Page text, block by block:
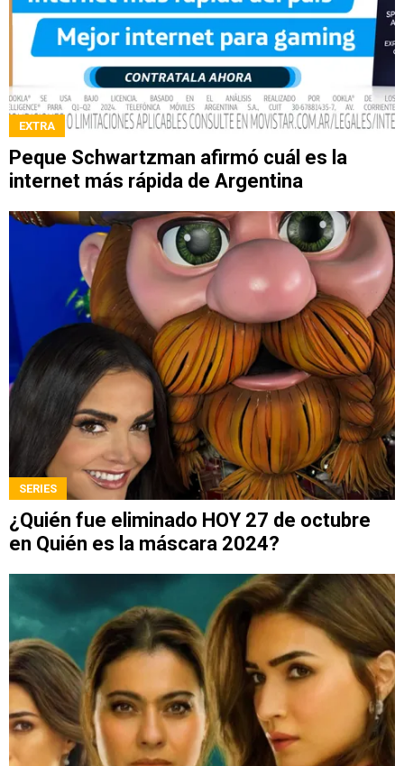
EXTRA
Peque Schwartzman afirmó cuál es la
internet más rápida de Argentina
SERIES
¿Quién fue eliminado HOY 27 de octubre
en Quién es la máscara 2024?